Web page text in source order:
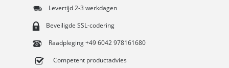
Levertijd 2-3 werkdagen
Beveiligde SSL-codering
Raadpleging +49 6042 978161680
Competent productadvies